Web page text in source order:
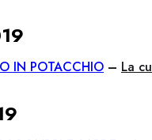
IN POTACCHIO – La